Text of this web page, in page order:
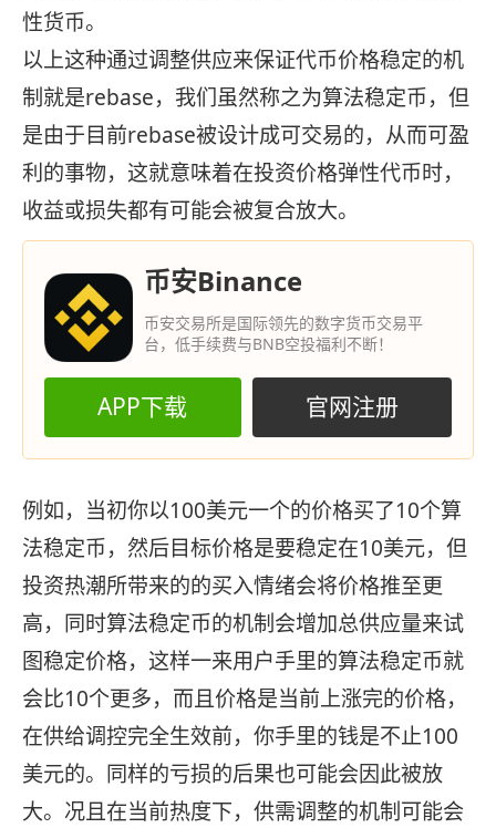
性货币。
以上这种通过调整供应来保证代币价格稳定的机
制就是rebase，我们虽然称之为算法稳定币，但
是由于目前rebase被设计成可交易的，从而可盈
利的事物，这就意味着在投资价格弹性代币时，
收益或损失都有可能会被复合放大。
币安Binance
币安交易所是国际领先的数字货币交易平
台，低手续费与BNB空投福利不断！
APP下载 官网注册
例如，当初你以100美元一个的价格买了10个算
法稳定币，然后目标价格是要稳定在10美元，但
投资热潮所带来的的买入情绪会将价格推至更
高，同时算法稳定币的机制会增加总供应量来试
图稳定价格，这样一来用户手里的算法稳定币就
会比10个更多，而且价格是当前上涨完的价格，
在供给调控完全生效前，你手里的钱是不止100
美元的。同样的亏损的后果也可能会因此被放
大。况且在当前热度下，供需调整的机制可能会